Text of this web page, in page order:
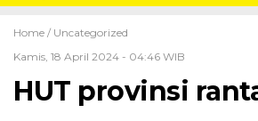
Home / Uncategorized
Kamis, 18 April 2024 - 04:46 WIB
HUT provinsi